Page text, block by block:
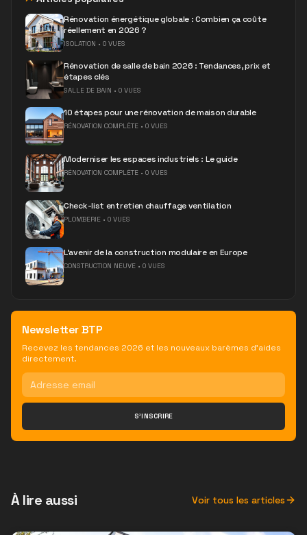
Rénovation énergétique globale : Combien ça coûte
réellement en 2026 ?
ISOLATION • 0 VUES
Rénovation de salle de bain 2026 : Tendances, prix et
étapes clés
SALLE DE BAIN • 0 VUES
10 étapes pour une rénovation de maison durable
RÉNOVATION COMPLÈTE • 0 VUES
Moderniser les espaces industriels : Le guide
RÉNOVATION COMPLÈTE • 0 VUES
Check-list entretien chauffage ventilation
PLOMBERIE • 0 VUES
L'avenir de la construction modulaire en Europe
CONSTRUCTION NEUVE • 0 VUES
Newsletter BTP
Recevez les tendances 2026 et les nouveaux barèmes d'aides
directement.
S'INSCRIRE
À lire aussi Voir tous les articles